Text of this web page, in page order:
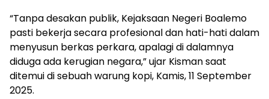
“Tanpa desakan publik, Kejaksaan Negeri Boalemo
pasti bekerja secara profesional dan hati-hati dalam
menyusun berkas perkara, apalagi di dalamnya
diduga ada kerugian negara,” ujar Kisman saat
ditemui di sebuah warung kopi, Kamis, 11 September
2025.